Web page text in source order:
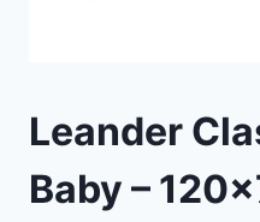
Leander
Baby –